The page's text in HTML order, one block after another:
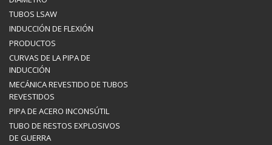
TUBOS LSAW
INDUCCIÓN DE FLEXIÓN
PRODUCTOS
CURVAS DE LA PIPA DE
INDUCCIÓN
MECÁNICA REVESTIDO DE TUBOS
REVESTIDOS
PIPA DE ACERO INCONSÚTIL
TUBO DE RESTOS EXPLOSIVOS
DE GUERRA